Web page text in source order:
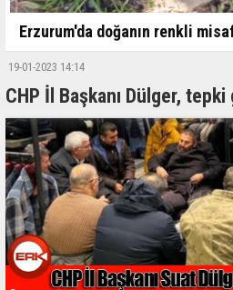
Erzurum'da doğanın renkli
19-01-2023 14:14
CHP İl Başkanı Dülger,